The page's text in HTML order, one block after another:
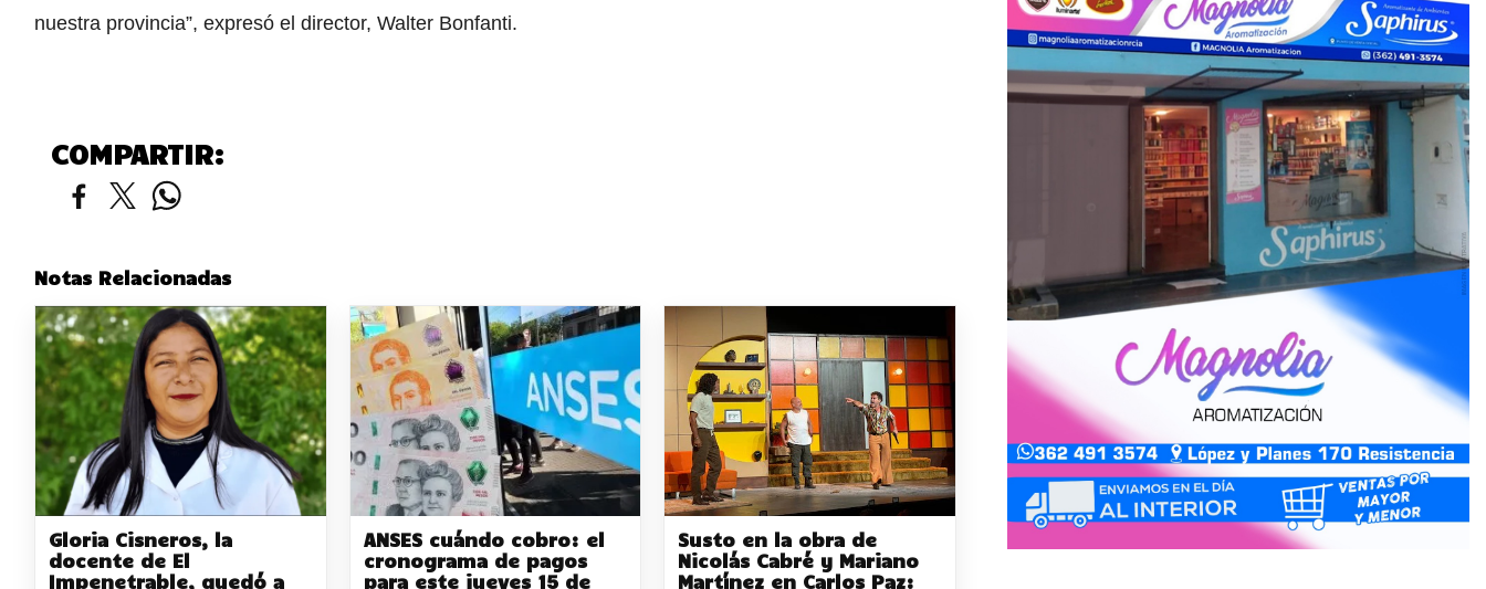
nuestra provincia”, expresó el director, Walter Bonfanti.
COMPARTIR:
Notas Relacionadas
Gloria Cisneros, la
docente de El
Impenetrable, quedó a
ANSES cuándo cobro: el
cronograma de pagos
para este jueves 15 de
Susto en la obra de
Nicolás Cabré y Mariano
Martínez en Carlos Paz: